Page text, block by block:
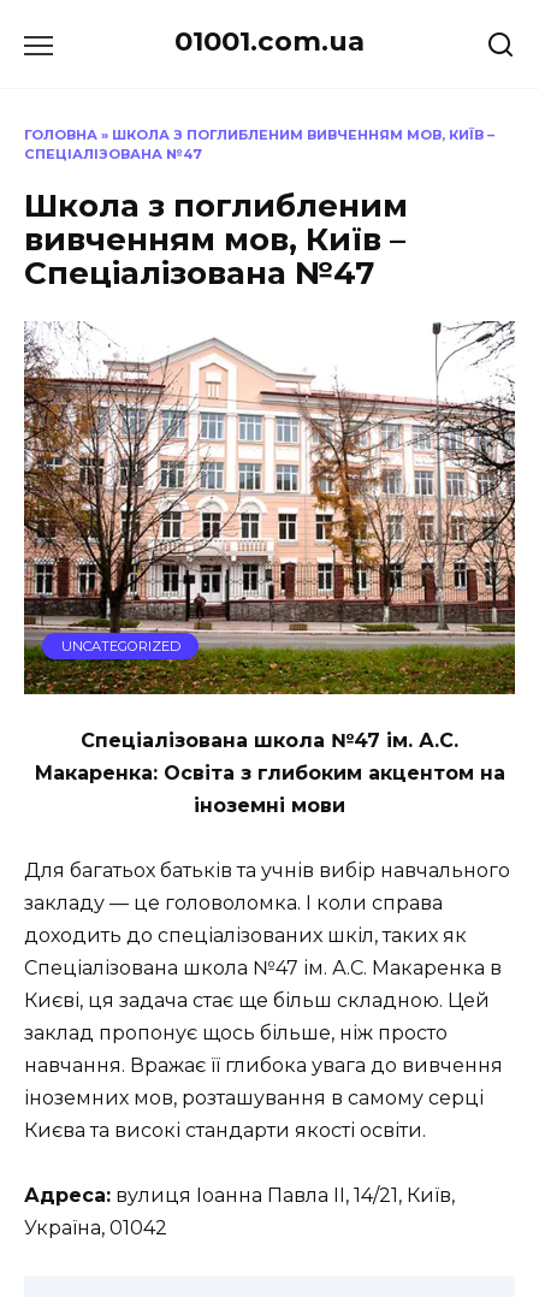
до
01001.com.ua
ГОЛОВНА » ШКОЛА З ПОГЛИБЛЕНИМ ВИВЧЕННЯМ МОВ, КИЇВ –
СПЕЦІАЛІЗОВАНА №47
Школа з поглибленим
вивченням мов, Київ –
Спеціалізована №47
UNCATEGORIZED
Спеціалізована школа №47 ім. А.С.
Макаренка: Освіта з глибоким акцентом на
іноземні мови
Для багатьох батьків та учнів вибір навчального
закладу — це головоломка. І коли справа
доходить до спеціалізованих шкіл, таких як
Спеціалізована школа №47 ім. А.С. Макаренка в
Києві, ця задача стає ще більш складною. Цей
заклад пропонує щось більше, ніж просто
навчання. Вражає її глибока увага до вивчення
іноземних мов, розташування в самому серці
Києва та високі стандарти якості освіти.
Адреса: вулиця Іоанна Павла II, 14/21, Київ,
Україна, 01042